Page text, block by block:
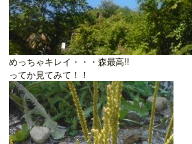
めっちゃキレイ・・・森最高!!
ってか見てみて！！